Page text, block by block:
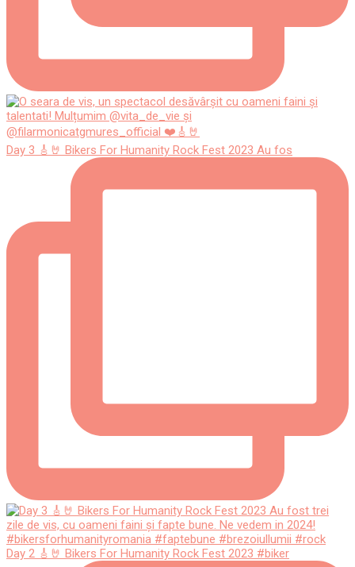
Day 3 🎸🤘 Bikers For Humanity Rock Fest 2023 Au fos
Day 2 🎸🤘 Bikers For Humanity Rock Fest 2023 #biker